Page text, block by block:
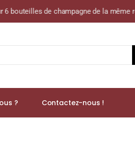
de champagne de la même
? Contactez-nous !